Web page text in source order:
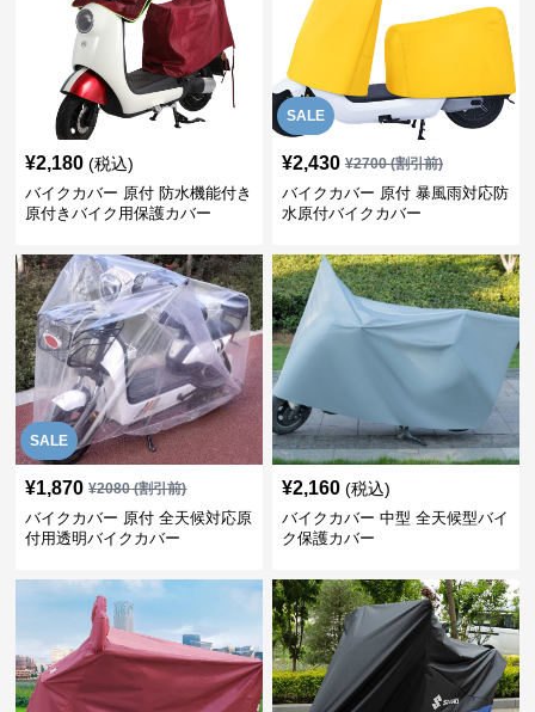
¥2,180 (税込)
バイクカバー 原付 防水機能付き
原付きバイク用保護カバー
SALE
¥2,430 ¥2700(割引前)
バイクカバー 原付 暴風雨対応防
水原付バイクカバー
SALE
¥1,870 ¥2080(割引前)
バイクカバー 原付 全天候対応原
付用透明バイクカバー
¥2,160 (税込)
バイクカバー 中型 全天候型バイ
ク保護カバー